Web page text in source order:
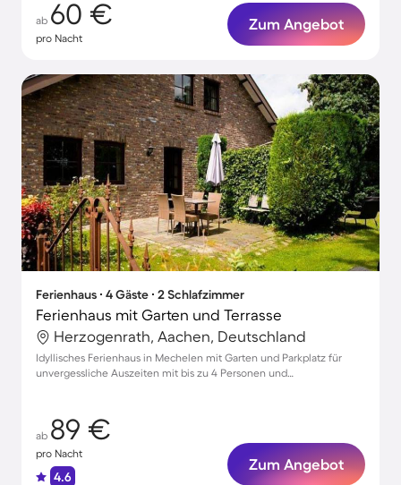
ab 60 €
pro Nacht
Zum Angebot
Ferienhaus ∙ 4 Gäste ∙ 2 Schlafzimmer
Ferienhaus mit Garten und Terrasse
Herzogenrath, Aachen, Deutschland
Idyllisches Ferienhaus in Mechelen mit Garten und Parkplatz für
unvergessliche Auszeiten mit bis zu 4 Personen und
ab 89 €
pro Nacht
4.6
Zum Angebot